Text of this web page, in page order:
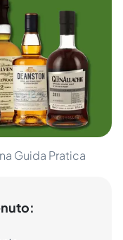
Guida Pratica